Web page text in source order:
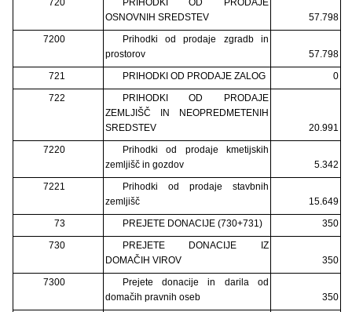
720
PRIHODKI OD PRODAJE
OSNOVNIH SREDSTEV
57.798
7200
Prihodki od prodaje zgradb in
prostorov
57.798
721
PRIHODKI OD PRODAJE ZALOG
0
722
PRIHODKI OD PRODAJE
ZEMLJIŠČ IN NEOPREDMETENIH
SREDSTEV
20.991
7220
Prihodki od prodaje kmetijskih
zemljišč in gozdov
5.342
7221
Prihodki od prodaje stavbnih
zemljišč
15.649
73
PREJETE DONACIJE (730+731)
350
730
PREJETE DONACIJE IZ
DOMAČIH VIROV
350
7300
Prejete donacije in darila od
domačih pravnih oseb
350